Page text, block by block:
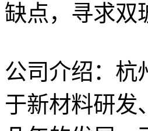
缺点，寻求双
公司介绍：杭
于新材料研发